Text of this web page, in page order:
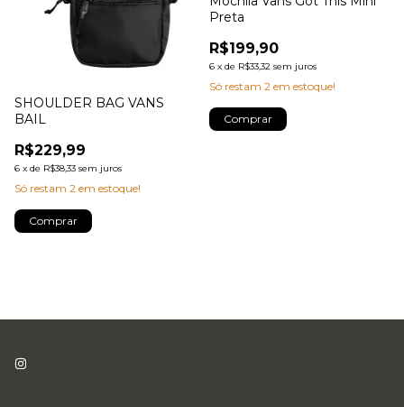
SHOULDER BAG VANS
BAIL
R$229,99
6 x de R$38,33 sem juros
Só restam 2 em estoque!
Comprar
Preta
R$199,90
6 x de R$33,32 sem juros
Só restam 2 em estoque!